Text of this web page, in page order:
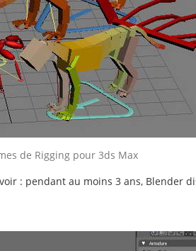
de Rigging pour 3ds Max
: pendant au moins 3 ans, Blender